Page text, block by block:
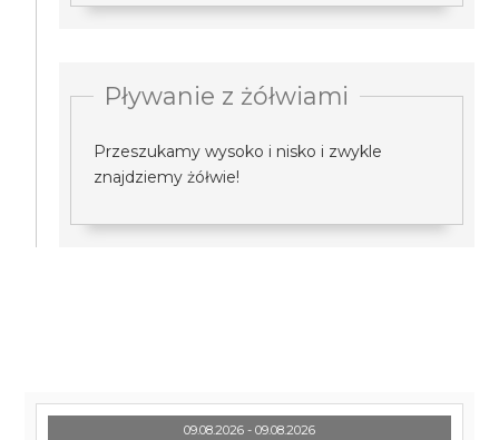
Pływanie z żółwiami
Przeszukamy wysoko i nisko i zwykle
znajdziemy żółwie!
09.08.2026 - 09.08.2026